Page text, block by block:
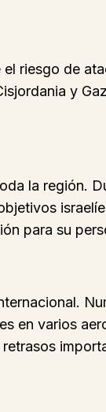
riesgo de
y
la región.
para su
en varios